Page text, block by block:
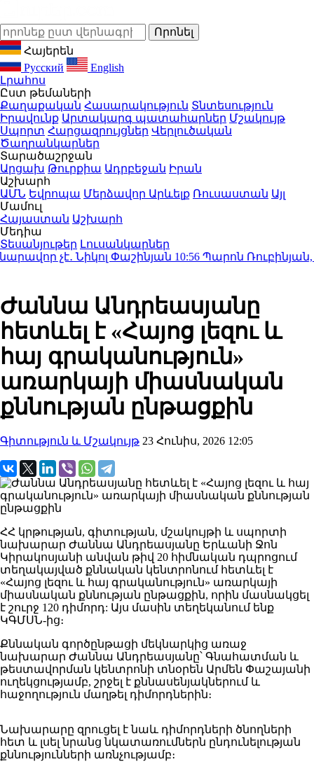
Հայերեն
Русский
English
Լրահոս
Ըստ թեմաների
Քաղաքական Հասարակություն Տնտեսություն
Իրավունք Արտակարգ պատահարներ Մշակույթ
Սպորտ Հարցազրույցներ Վերլուծական
Ծաղրանկարներ
Տարածաշրջան
Արցախ Թուրքիա Ադրբեջան Իրան
Աշխարհ
ԱՄՆ Եվրոպա Մերձավոր Արևելք Ռուսաստան Այլ
Մամուլ
Հայաստան Աշխարհ
Մեդիա
Տեսանյութեր Լուսանկարներ
չէ․ Նիկոլ Փաշինյան10:56 Պարոն Ռուբինյան,
Ժաննա Անդրեասյանը
հետևել է «Հայոց լեզու և
հայ գրականություն»
առարկայի միասնական
քննության ընթացքին
Գիտություն և Մշակույթ 23 Հունիս, 2026 12:05
ՀՀ կրթության, գիտության, մշակույթի և սպորտի
նախարար Ժաննա Անդրեասյանը Երևանի Ջոն
Կիրակոսյանի անվան թիվ 20 հիմնական դպրոցում
տեղակայված քննական կենտրոնում հետևել է
«Հայոց լեզու և հայ գրականություն» առարկայի
միասնական քննության ընթացքին, որին մասնակցել
է շուրջ 120 դիմորդ: Այս մասին տեղեկանում ենք
ԿԳՄՍՆ-ից։
Քննական գործընթացի մեկնարկից առաջ
նախարար Ժաննա Անդրեասյանը՝ Գնահատման և
թեստավորման կենտրոնի տնօրեն Արմեն Փաշայանի
ուղեկցությամբ, շրջել է քննասենյակներում և
հաջողություն մաղթել դիմորդներին։
Նախարարը զրուցել է նաև դիմորդների ծնողների
հետ և լսել նրանց նկատառումներն ընդունելության
քննությունների առնչությամբ։